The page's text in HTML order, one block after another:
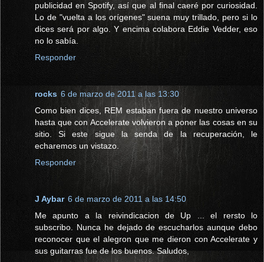
publicidad en Spotify, así que al final caeré por curiosidad.
Lo de "vuelta a los orígenes" suena muy trillado, pero si lo
dices será por algo. Y encima colabora Eddie Vedder, eso
no lo sabía.
Responder
rocks 6 de marzo de 2011 a las 13:30
Como bien dices, REM estaban fuera de nuestro universo
hasta que con Accelerate volvieron a poner las cosas en su
sitio. Si este sigue la senda de la recuperación, le
echaremos un vistazo.
Responder
J Aybar 6 de marzo de 2011 a las 14:50
Me apunto a la reivindicacion de Up ... el rersto lo
subscribo. Nunca he dejado de escucharlos aunque debo
reconocer que el alegron que me dieron con Accelerate y
sus guitarras fue de los buenos. Saludos,